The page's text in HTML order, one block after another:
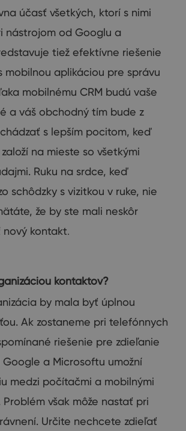
účasť všetkých, ktorí s nimi
nástrojom od Googlu a
tiež efektívne riešenie
mobilnou aplikáciou pre správu
mobilnému CRM budú vaše
a váš obchodný tím bude z
s lepším pocitom, keď
založí na mieste so všetkými
. Ruku na srdce, keď
schôdzky s vizitkou v ruke, nie
, že by ste mali neskôr
nový kontakt.
kontaktov?
by mala byť úplnou
. Ak zostaneme pri telefónnych
riešenie pre zdieľanie
Google a Microsoftu umožní
medzi počítačmi a mobilnými
Problém však môže nastať pri
Určite nechcete zdieľať